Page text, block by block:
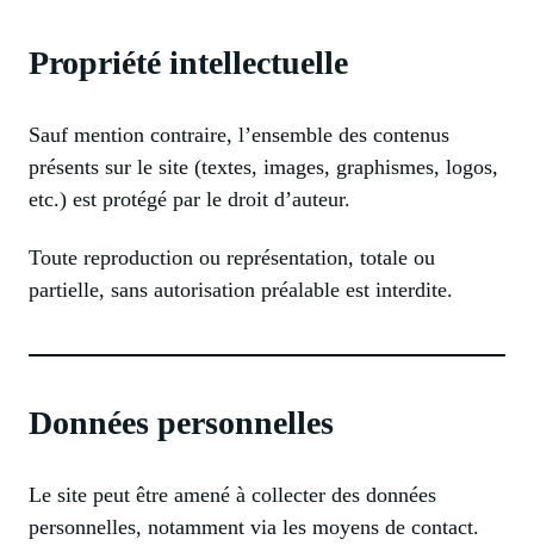
Propriété intellectuelle
Sauf mention contraire, l’ensemble des contenus
présents sur le site (textes, images, graphismes, logos,
etc.) est protégé par le droit d’auteur.
Toute reproduction ou représentation, totale ou
partielle, sans autorisation préalable est interdite.
Données personnelles
Le site peut être amené à collecter des données
personnelles, notamment via les moyens de contact.